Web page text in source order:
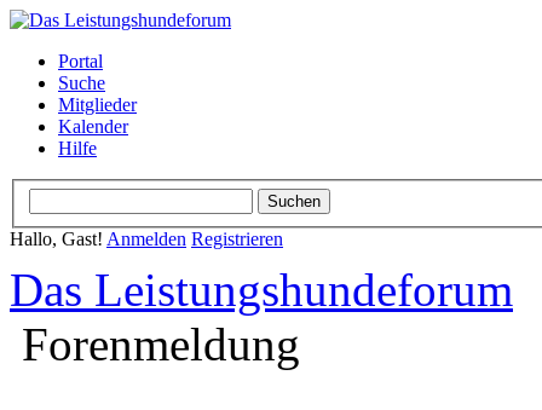
Portal
Suche
Mitglieder
Kalender
Hilfe
Hallo, Gast! Anmelden Registrieren
Das Leistungshundeforum
Forenmeldung